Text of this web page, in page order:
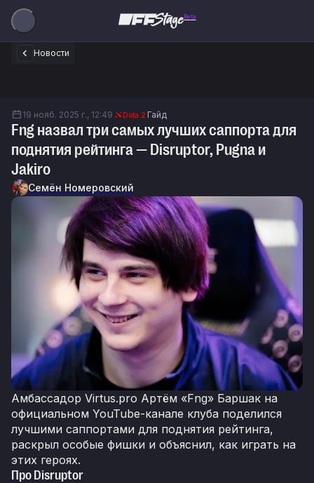
Beta
Новости
19 нояб. 2025 г., 12:49 Dota 2 Гайд
Fng назвал три самых лучших саппорта для
поднятия рейтинга — Disruptor, Pugna и
Jakiro
Семён Номеровский
Амбассадор Virtus.pro Артём «Fng» Баршак на
официальном YouTube-канале клуба поделился
лучшими саппортами для поднятия рейтинга,
раскрыл особые фишки и объяснил, как играть на
этих героях.
Про Disruptor